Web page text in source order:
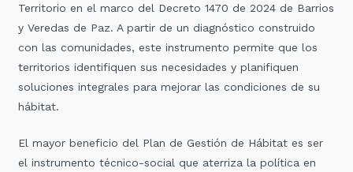
Territorio en el marco del Decreto 1470 de 2024 de Barrios
y Veredas de Paz. A partir de un diagnóstico construido
con las comunidades, este instrumento permite que los
territorios identifiquen sus necesidades y planifiquen
soluciones integrales para mejorar las condiciones de su
hábitat.
El mayor beneficio del Plan de Gestión de Hábitat es ser
el instrumento técnico-social que aterriza la política en